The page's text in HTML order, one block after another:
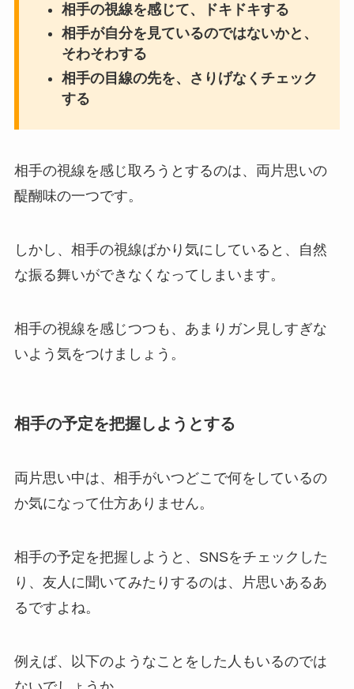
相手の視線を感じて、ドキドキする
相手が自分を見ているのではないかと、
そわそわする
相手の目線の先を、さりげなくチェック
する
相手の視線を感じ取ろうとするのは、両片思いの
醍醐味の一つです。
しかし、相手の視線ばかり気にしていると、自然
な振る舞いができなくなってしまいます。
相手の視線を感じつつも、あまりガン見しすぎな
いよう気をつけましょう。
相手の予定を把握しようとする
両片思い中は、相手がいつどこで何をしているの
か気になって仕方ありません。
相手の予定を把握しようと、SNSをチェックした
り、友人に聞いてみたりするのは、片思いあるあ
るですよね。
例えば、以下のようなことをした人もいるのでは